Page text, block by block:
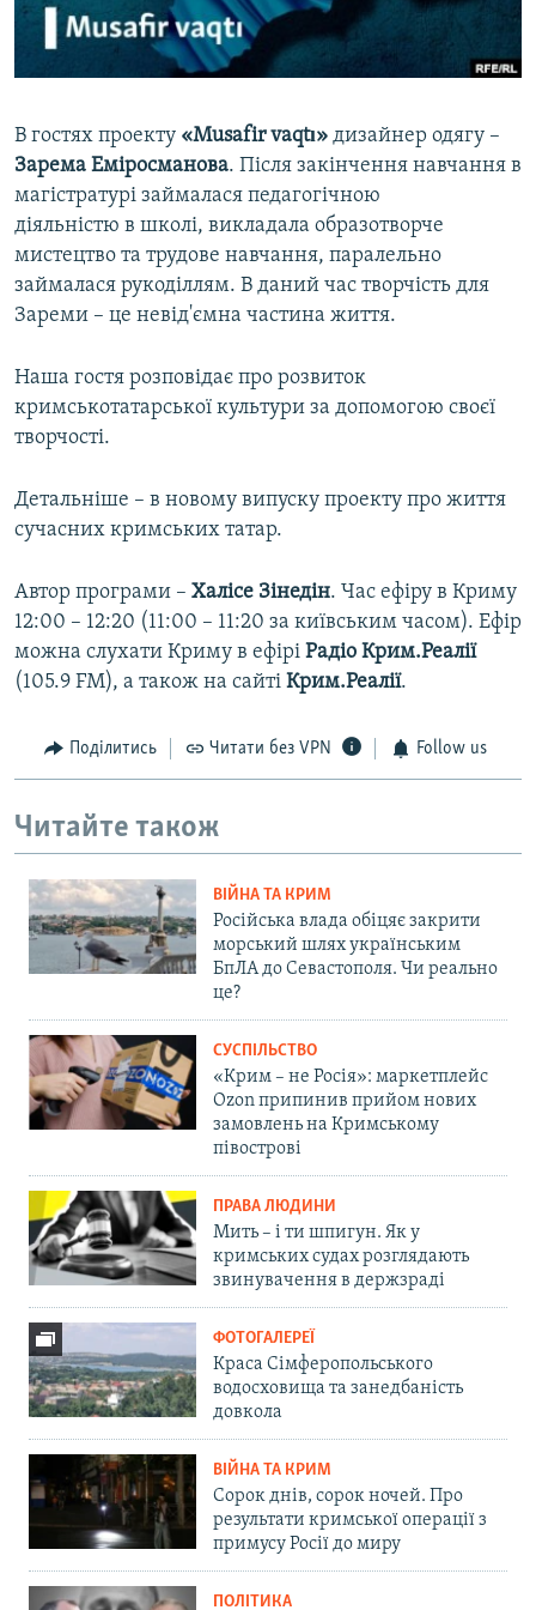
ВІДЕОУРОКИ «ELIFBE»
СВІДЧЕННЯ ОКУПАЦІЇ
ІНФОГРАФІКА
Русский
Qırımtatar
ДОЛУЧАЙСЯ!
Усі сайти RFE/RL
В гостях проекту «Musafir vaqtı» дизайнер одягу –
Зарема Еміросманова. Після закінчення навчання в
магістратурі займалася педагогічною
діяльністю в школі, викладала образотворче
мистецтво та трудове навчання, паралельно
займалася рукоділлям. В даний час творчість для
Зареми – це невід'ємна частина життя.
Наша гостя розповідає про розвиток
кримськотатарської культури за допомогою своєї
творчості.
Детальніше – в новому випуску проекту про життя
сучасних кримських татар.
Автор програми – Халісе Зінедін. Час ефіру в Криму
12:00 – 12:20 (11:00 – 11:20 за київським часом). Ефір
можна слухати Криму в ефірі Радіо Крим.Реалії
(105.9 FM), а також на сайті Крим.Реалії.
Поділитись Читати без VPN Follow us
Читайте також
ВІЙНА ТА КРИМ
Російська влада обіцяє закрити
морський шлях українським
БпЛА до Севастополя. Чи реально
це?
СУСПІЛЬСТВО
«Крим – не Росія»: маркетплейс
Ozon припинив прийом нових
замовлень на Кримському
півострові
ПРАВА ЛЮДИНИ
Мить – і ти шпигун. Як у
кримських судах розглядають
звинувачення в держзраді
ФОТОГАЛЕРЕЇ
Краса Сімферопольського
водосховища та занедбаність
довкола
ВІЙНА ТА КРИМ
Сорок днів, сорок ночей. Про
результати кримської операції з
примусу Росії до миру
ПОЛІТИКА